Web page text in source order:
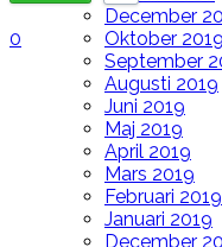
December
Oktober 2019
September
Augusti 2019
Juni 2019
Maj 2019
April 2019
Mars 2019
Februari 2019
Januari 2019
December
0